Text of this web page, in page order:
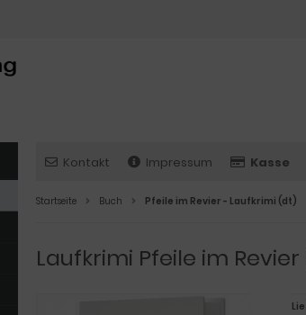
Kontakt Impressum Kasse
Startseite Buch Pfeile im Revier - Laufkrimi (dt)
Laufkrimi Pfeile im